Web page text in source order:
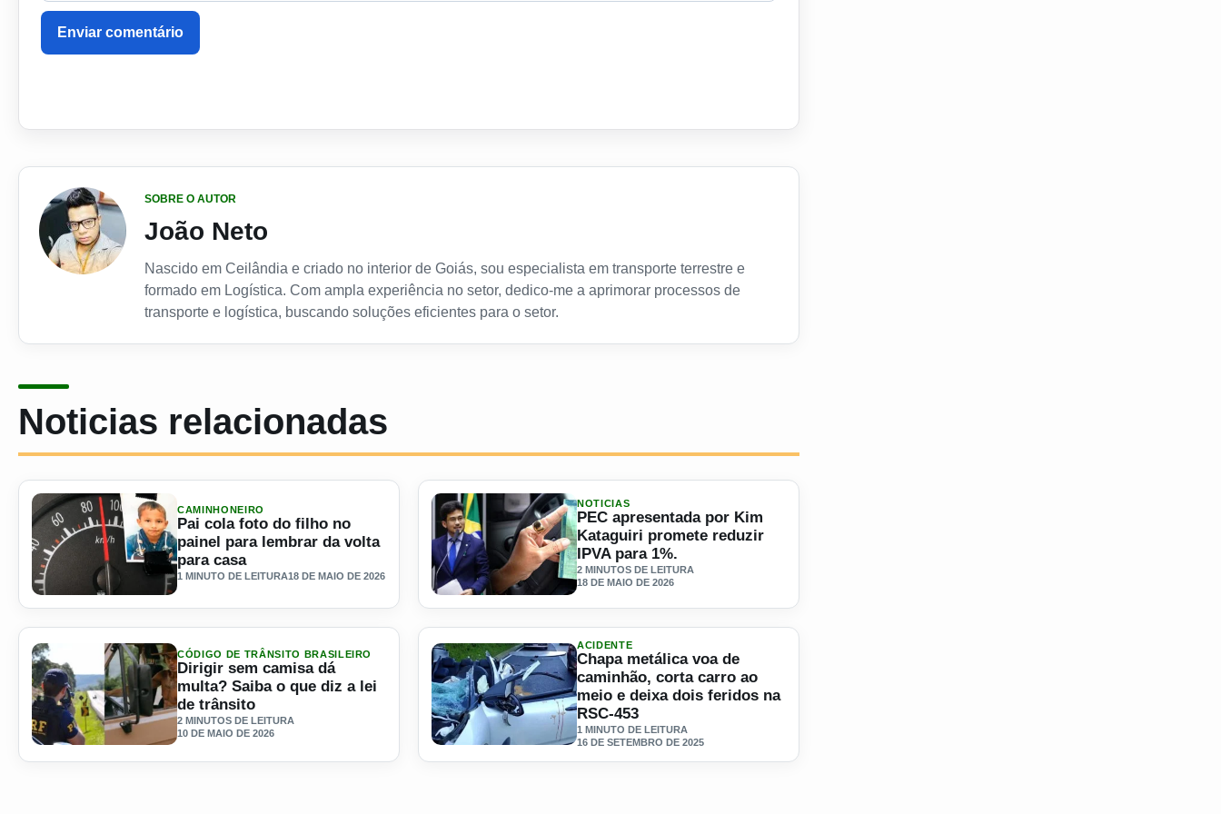
Enviar comentário
SOBRE O AUTOR
João Neto
Nascido em Ceilândia e criado no interior de Goiás, sou especialista em transporte terrestre e
formado em Logística. Com ampla experiência no setor, dedico-me a aprimorar processos de
transporte e logística, buscando soluções eficientes para o setor.
Noticias relacionadas
Ler materia: Pai cola foto do filho no painel para lembrar da volta para casa
CAMINHONEIRO
Pai cola foto do filho no
painel para lembrar da volta
para casa
1 MINUTO DE LEITURA18 DE MAIO DE 2026
Ler materia: PEC apresentada por Kim Kataguiri promete reduzir IPVA para 1%.
NOTICIAS
PEC apresentada por Kim
Kataguiri promete reduzir
IPVA para 1%.
2 MINUTOS DE LEITURA
18 DE MAIO DE 2026
Ler materia: Dirigir sem camisa dá multa? Saiba o que diz a lei de trânsito
CÓDIGO DE TRÂNSITO BRASILEIRO
Dirigir sem camisa dá
multa? Saiba o que diz a lei
de trânsito
2 MINUTOS DE LEITURA
10 DE MAIO DE 2026
Ler materia: Chapa metálica voa de caminhão, corta carro ao meio e deixa dois feridos na RSC-453
ACIDENTE
Chapa metálica voa de
caminhão, corta carro ao
meio e deixa dois feridos na
RSC-453
1 MINUTO DE LEITURA
16 DE SETEMBRO DE 2025